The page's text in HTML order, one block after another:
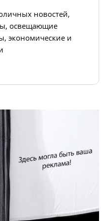
новостей,
освещающие
экономические и